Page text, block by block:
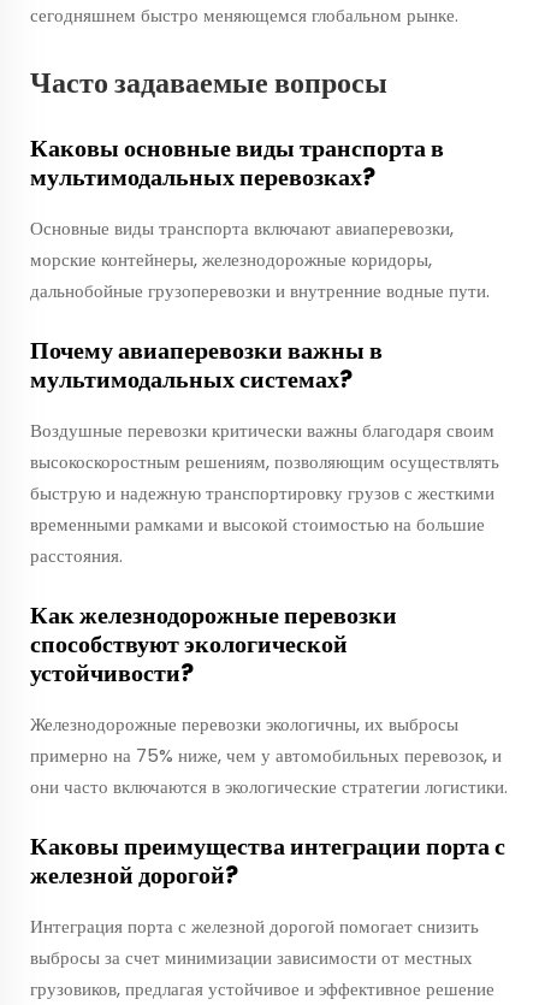
сегодняшнем быстро меняющемся глобальном рынке.
Часто задаваемые вопросы
Каковы основные виды транспорта в
мультимодальных перевозках?
Основные виды транспорта включают авиаперевозки,
морские контейнеры, железнодорожные коридоры,
дальнобойные грузоперевозки и внутренние водные пути.
Почему авиаперевозки важны в
мультимодальных системах?
Воздушные перевозки критически важны благодаря своим
высокоскоростным решениям, позволяющим осуществлять
быструю и надежную транспортировку грузов с жесткими
временными рамками и высокой стоимостью на большие
расстояния.
Как железнодорожные перевозки
способствуют экологической
устойчивости?
Железнодорожные перевозки экологичны, их выбросы
примерно на 75% ниже, чем у автомобильных перевозок, и
они часто включаются в экологические стратегии логистики.
Каковы преимущества интеграции порта с
железной дорогой?
Интеграция порта с железной дорогой помогает снизить
выбросы за счет минимизации зависимости от местных
грузовиков, предлагая устойчивое и эффективное решение